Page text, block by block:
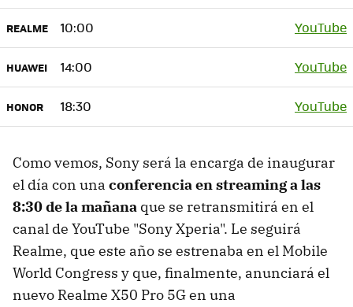
REALME 10:00 YouTube
HUAWEI 14:00 YouTube
HONOR 18:30 YouTube
Como vemos, Sony será la encarga de inaugurar
el día con una conferencia en streaming a las
8:30 de la mañana que se retransmitirá en el
canal de YouTube "Sony Xperia". Le seguirá
Realme, que este año se estrenaba en el Mobile
World Congress y que, finalmente, anunciará el
nuevo Realme X50 Pro 5G en una